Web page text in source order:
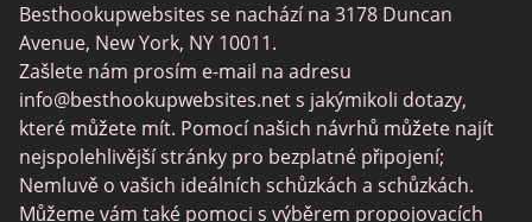
MyLOL
Swingtowns
Instabang
Besthookupwebsites se nachází na 3178 Duncan
Avenue, New York, NY 10011.
Zašlete nám prosím e-mail na adresu
info@besthookupwebsites.nets jakýmikoli dotazy,
které můžete mít. Pomocí našich návrhů můžete najít
nejspolehlivější stránky pro bezplatné připojení;
Nemluvě o vašich ideálních schůzkách a schůzkách.
Můžeme vám také pomoci s výběrem propojovacích